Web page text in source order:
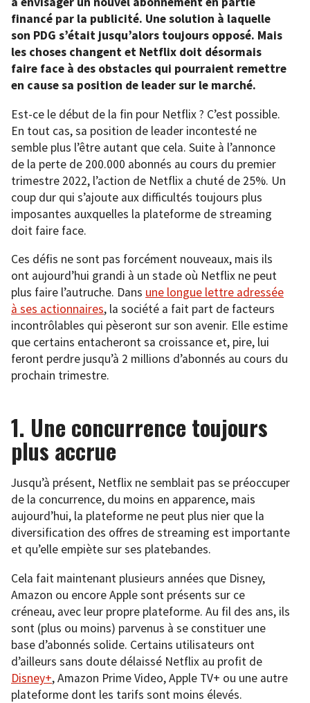
financé par la publicité. Une solution à laquelle
son PDG s’était jusqu’alors toujours opposé. Mais
les choses changent et Netflix doit désormais
faire face à des obstacles qui pourraient remettre
en cause sa position de leader sur le marché.
Est-ce le début de la fin pour Netflix ? C’est possible.
En tout cas, sa position de leader incontesté ne
semble plus l’être autant que cela. Suite à l’annonce
de la perte de 200.000 abonnés au cours du premier
trimestre 2022, l’action de Netflix a chuté de 25%. Un
coup dur qui s’ajoute aux difficultés toujours plus
imposantes auxquelles la plateforme de streaming
doit faire face.
Ces défis ne sont pas forcément nouveaux, mais ils
ont aujourd’hui grandi à un stade où Netflix ne peut
plus faire l’autruche. Dans une longue lettre adressée
à ses actionnaires, la société a fait part de facteurs
incontrôlables qui pèseront sur son avenir. Elle estime
que certains entacheront sa croissance et, pire, lui
feront perdre jusqu’à 2 millions d’abonnés au cours du
prochain trimestre.
1. Une concurrence toujours
plus accrue
Jusqu’à présent, Netflix ne semblait pas se préoccuper
de la concurrence, du moins en apparence, mais
aujourd’hui, la plateforme ne peut plus nier que la
diversification des offres de streaming est importante
et qu’elle empiète sur ses platebandes.
Cela fait maintenant plusieurs années que Disney,
Amazon ou encore Apple sont présents sur ce
créneau, avec leur propre plateforme. Au fil des ans, ils
sont (plus ou moins) parvenus à se constituer une
base d’abonnés solide. Certains utilisateurs ont
d’ailleurs sans doute délaissé Netflix au profit de
Disney+, Amazon Prime Video, Apple TV+ ou une autre
plateforme dont les tarifs sont moins élevés.